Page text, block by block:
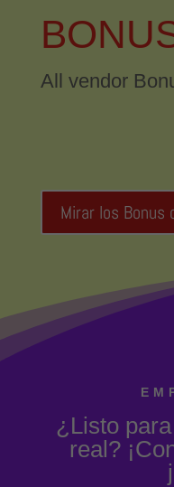
All vendor
Mirar los Bonus
¿Listo
real?